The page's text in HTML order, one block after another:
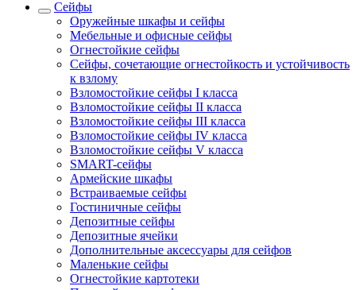
Сейфы
Оружейные шкафы и сейфы
Мебельные и офисные сейфы
Огнестойкие сейфы
Сейфы, сочетающие огнестойкость и устойчивость
к взлому
Взломостойкие сейфы I класса
Взломостойкие сейфы II класса
Взломостойкие сейфы III класса
Взломостойкие сейфы IV класса
Взломостойкие сейфы V класса
SMART-сейфы
Армейские шкафы
Встраиваемые сейфы
Гостиничные сейфы
Депозитные сейфы
Депозитные ячейки
Дополнительные аксессуары для сейфов
Маленькие сейфы
Огнестойкие картотеки